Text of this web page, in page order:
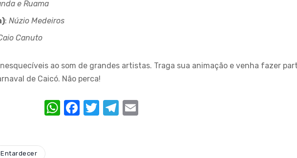
e Ruama
: Núzio Medeiros
Canuto
ao som de grandes artistas. Traga sua animação e venha fazer
de Caicó. Não perca!
W F T T
Entardecer